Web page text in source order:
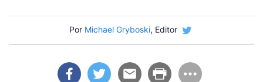
Por Michael Gryboski, Editor